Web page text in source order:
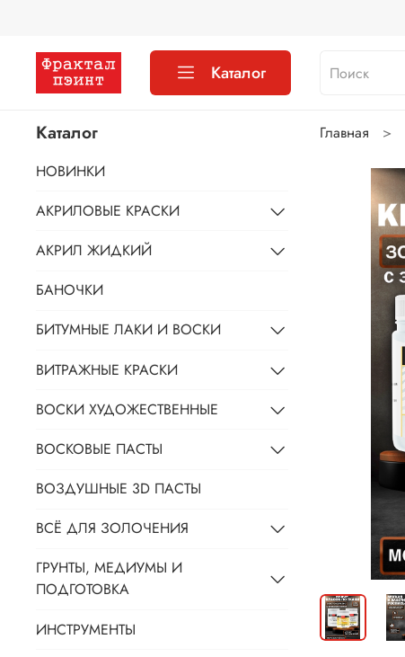
Каталог
Главная
Каталог
НОВИНКИ
АКРИЛОВЫЕ КРАСКИ
АКРИЛ ЖИДКИЙ
БАНОЧКИ
БИТУМНЫЕ ЛАКИ И ВОСКИ
ВИТРАЖНЫЕ КРАСКИ
ВОСКИ ХУДОЖЕСТВЕННЫЕ
ВОСКОВЫЕ ПАСТЫ
ВОЗДУШНЫЕ 3D ПАСТЫ
ВСЁ ДЛЯ ЗОЛОЧЕНИЯ
ГРУНТЫ, МЕДИУМЫ И
ПОДГОТОВКА
ИНСТРУМЕНТЫ